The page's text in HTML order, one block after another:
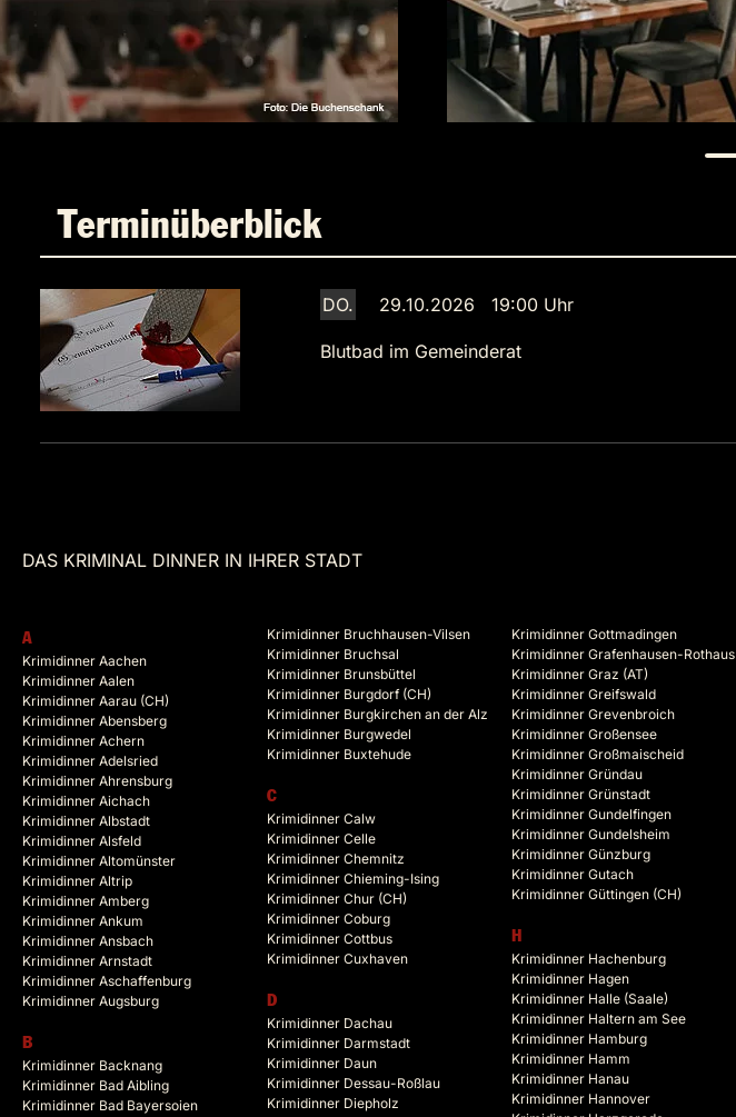
Terminüberblick
DO. 29.10.2026 19:00 Uhr
Blutbad im Gemeinderat
DAS KRIMINAL DINNER IN IHRER STADT
A
Krimidinner Aachen
Krimidinner Aalen
Krimidinner Aarau (CH)
Krimidinner Abensberg
Krimidinner Achern
Krimidinner Adelsried
Krimidinner Ahrensburg
Krimidinner Aichach
Krimidinner Albstadt
Krimidinner Alsfeld
Krimidinner Altomünster
Krimidinner Altrip
Krimidinner Amberg
Krimidinner Ankum
Krimidinner Ansbach
Krimidinner Arnstadt
Krimidinner Aschaffenburg
Krimidinner Augsburg
B
Krimidinner Backnang
Krimidinner Bad Aibling
Krimidinner Bad Bayersoien
Krimidinner Bruchhausen-Vilsen
Krimidinner Bruchsal
Krimidinner Brunsbüttel
Krimidinner Burgdorf (CH)
Krimidinner Burgkirchen an der Alz
Krimidinner Burgwedel
Krimidinner Buxtehude
C
Krimidinner Calw
Krimidinner Celle
Krimidinner Chemnitz
Krimidinner Chieming-Ising
Krimidinner Chur (CH)
Krimidinner Coburg
Krimidinner Cottbus
Krimidinner Cuxhaven
D
Krimidinner Dachau
Krimidinner Darmstadt
Krimidinner Daun
Krimidinner Dessau-Roßlau
Krimidinner Diepholz
Krimidinner Gottmadingen
Krimidinner Grafenhausen-Rothaus
Krimidinner Graz (AT)
Krimidinner Greifswald
Krimidinner Grevenbroich
Krimidinner Großensee
Krimidinner Großmaischeid
Krimidinner Gründau
Krimidinner Grünstadt
Krimidinner Gundelfingen
Krimidinner Gundelsheim
Krimidinner Günzburg
Krimidinner Gutach
Krimidinner Güttingen (CH)
H
Krimidinner Hachenburg
Krimidinner Hagen
Krimidinner Halle (Saale)
Krimidinner Haltern am See
Krimidinner Hamburg
Krimidinner Hamm
Krimidinner Hanau
Krimidinner Hannover